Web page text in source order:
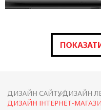
ДИЗАЙН САЙТУДИЗАЙН
ДИЗАЙН ІНТЕРНЕТ-